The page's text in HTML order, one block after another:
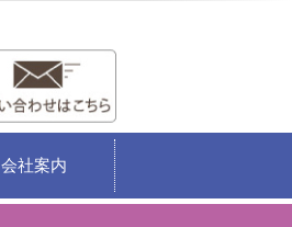
会社案内